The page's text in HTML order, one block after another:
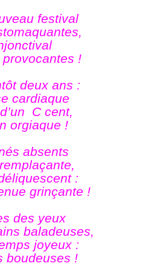
festival
!
deux ans :
cardiaque
C cent,
orgiaque !
absents
:
grinçante !
des yeux
baladeuses,
joyeux :
boudeuses !